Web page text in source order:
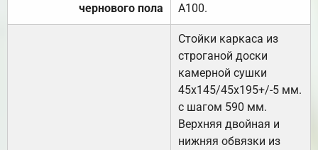
чернового пола
А100.
Стойки каркаса из
строганой доски
камерной сушки
45х145/45х195+/-5 мм.
с шагом 590 мм.
Верхняя двойная и
нижняя обвязки из